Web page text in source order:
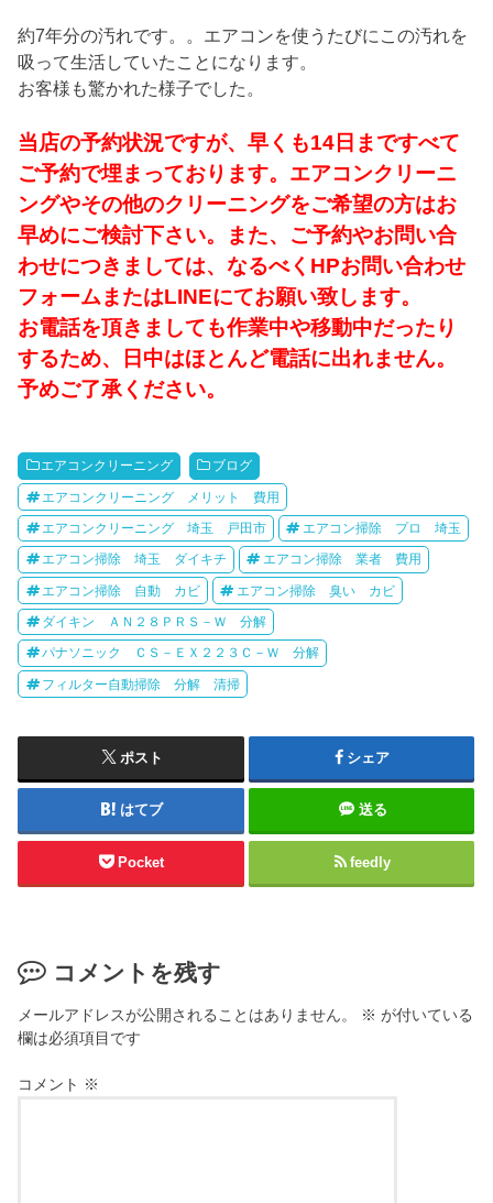
約7年分の汚れです。。エアコンを使うたびにこの汚れを
吸って生活していたことになります。
お客様も驚かれた様子でした。
当店の予約状況ですが、早くも14日まですべて
ご予約で埋まっております。エアコンクリーニ
ングやその他のクリーニングをご希望の方はお
早めにご検討下さい。また、ご予約やお問い合
わせにつきましては、なるべくHPお問い合わせ
フォームまたはLINEにてお願い致します。
お電話を頂きましても作業中や移動中だったり
するため、日中はほとんど電話に出れません。
予めご了承ください。
エアコンクリーニング ブログ
エアコンクリーニング メリット 費用
エアコンクリーニング 埼玉 戸田市 エアコン掃除 プロ 埼玉
エアコン掃除 埼玉 ダイキチ エアコン掃除 業者 費用
エアコン掃除 自動 カビ エアコン掃除 臭い カビ
ダイキン ＡＮ２８ＰＲＳ－Ｗ 分解
パナソニック ＣＳ－ＥＸ２２３Ｃ－Ｗ 分解
フィルター自動掃除 分解 清掃
ポスト シェア
はてブ 送る
Pocket feedly
コメントを残す
メールアドレスが公開されることはありません。 ※ が付いている
欄は必須項目です
コメント ※